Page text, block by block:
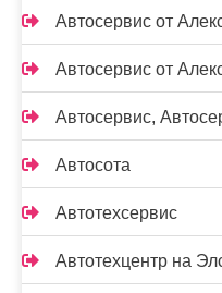
Автосервис от
Автосервис от
Автосервис,
Автосота
Автотехсервис
Автотехцентр на